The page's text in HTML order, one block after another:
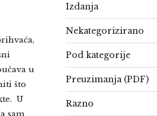
u
što
U
sam
Izdanja
Nekategorizirano
Pod kategorije
Preuzimanja (PDF)
Razno